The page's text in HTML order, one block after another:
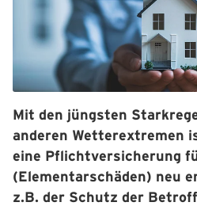
Mit den jüngsten
anderen Wetterextremen
eine Pflichtversicherung
(Elementarschäden) neu
z.B. der Schutz der